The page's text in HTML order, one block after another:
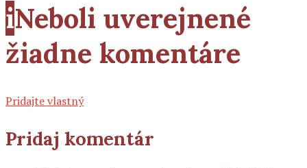
iNeboli uverejnené
žiadne komentáre
Pridajte vlastný
Pridaj komentár